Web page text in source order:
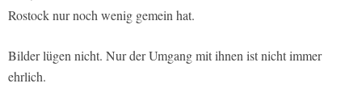
Rostock nur noch wenig gemein hat.
Bilder lügen nicht. Nur der Umgang mit ihnen ist nicht immer
ehrlich.